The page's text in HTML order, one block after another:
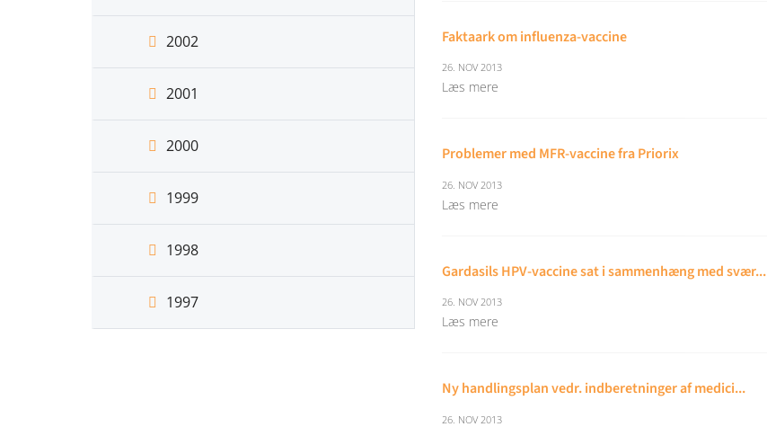
2002
2001
2000
1999
1998
1997
Faktaark om influenza-vaccine
26. NOV 2013
Læs mere
Problemer med MFR-vaccine fra Priorix
26. NOV 2013
Læs mere
Gardasils HPV-vaccine sat i sammenhæng med svær...
26. NOV 2013
Læs mere
Ny handlingsplan vedr. indberetninger af medici...
26. NOV 2013